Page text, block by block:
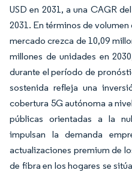
USD en 2031, a una CAGR
2031. En términos de
mercado crezca de 10,09
millones de unidades en
durante el período de
sostenida refleja una
cobertura 5G autónoma a
públicas orientadas a la
impulsan la demanda
actualizaciones premium de
de fibra en los hogares se